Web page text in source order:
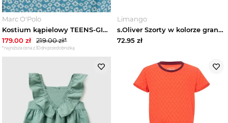
Marc O'Polo
Kostium kąpielowy TEENS-GIRLS Marc O'Polo modrá
179.00 zł 219.00zł*
*najniższa cena z 30 dni przed obniżką
Limango
s.Oliver Szorty w kolorze granatowym rozmiar: 170 / 176
72.95 zł